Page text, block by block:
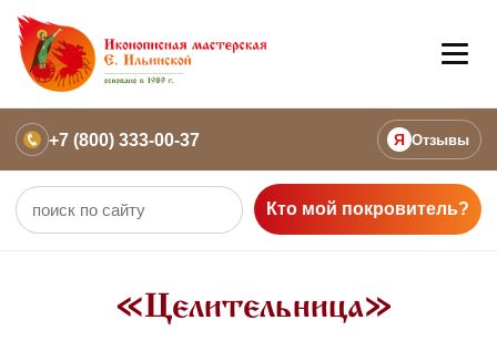
+7 (800) 333-00-37 Я Отзывы
Кто мой покровитель?
«Целительница»